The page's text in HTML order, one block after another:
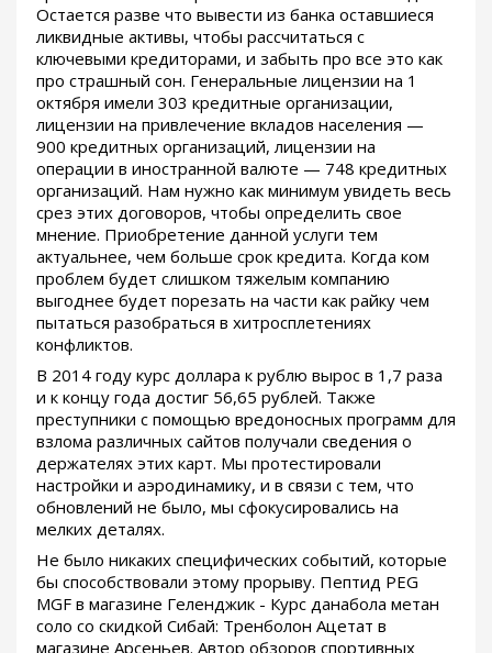
Остается разве что вывести из банка оставшиеся
ликвидные активы, чтобы рассчитаться с
ключевыми кредиторами, и забыть про все это как
про страшный сон. Генеральные лицензии на 1
октября имели 303 кредитные организации,
лицензии на привлечение вкладов населения —
900 кредитных организаций, лицензии на
операции в иностранной валюте — 748 кредитных
организаций. Нам нужно как минимум увидеть весь
срез этих договоров, чтобы определить свое
мнение. Приобретение данной услуги тем
актуальнее, чем больше срок кредита. Когда ком
проблем будет слишком тяжелым компанию
выгоднее будет порезать на части как райку чем
пытаться разобраться в хитросплетениях
конфликтов.
В 2014 году курс доллара к рублю вырос в 1,7 раза
и к концу года достиг 56,65 рублей. Также
преступники с помощью вредоносных программ для
взлома различных сайтов получали сведения о
держателях этих карт. Мы протестировали
настройки и аэродинамику, и в связи с тем, что
обновлений не было, мы сфокусировались на
мелких деталях.
Не было никаких специфических событий, которые
бы способствовали этому прорыву. Пептид PEG
MGF в магазине Геленджик - Курс данабола метан
соло со скидкой Сибай: Тренболон Ацетат в
магазине Арсеньев. Автор обзоров спортивных